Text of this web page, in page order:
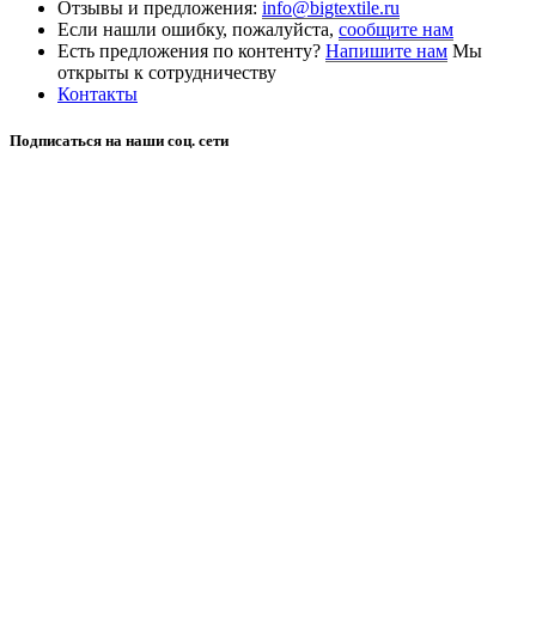
Отзывы и предложения: info@bigtextile.ru
Если нашли ошибку, пожалуйста, сообщите нам
Есть предложения по контенту? Напишите нам Мы
открыты к сотрудничеству
Контакты
Подписаться на наши соц. сети